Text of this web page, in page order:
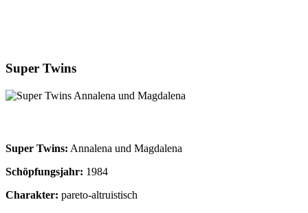
Super Twins
Super Twins: Annalena und Magdalena
Schöpfungsjahr: 1984
Charakter: pareto-altruistisch